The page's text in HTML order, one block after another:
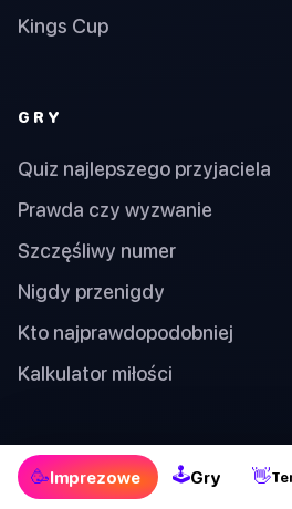
🥳Imprezowe 🕹Gry 👋
Kings Cup
GRY
Quiz najlepszego przyjaciela
Prawda czy wyzwanie
Szczęśliwy numer
Nigdy przenigdy
Kto najprawdopodobniej
Kalkulator miłości
TEMATY DO ROZMOWY